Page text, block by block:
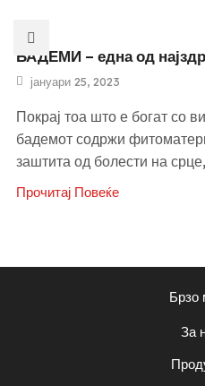
БАДЕМИ – една од
јануари 25, 2023
Покрај тоа што е богат со
бадемот содржи
заштита од болести на
Прочитај Повеќе
Брзо
За